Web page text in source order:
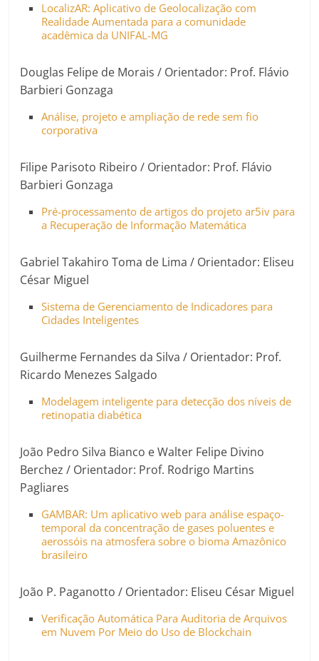
LocalizAR: Aplicativo de Geolocalização com
Realidade Aumentada para a comunidade
acadêmica da UNIFAL-MG
Douglas Felipe de Morais / Orientador: Prof. Flávio
Barbieri Gonzaga
Análise, projeto e ampliação de rede sem fio
corporativa
Filipe Parisoto Ribeiro / Orientador: Prof. Flávio
Barbieri Gonzaga
Pré-processamento de artigos do projeto ar5iv para
a Recuperação de Informação Matemática
Gabriel Takahiro Toma de Lima / Orientador: Eliseu
César Miguel
Sistema de Gerenciamento de Indicadores para
Cidades Inteligentes
Guilherme Fernandes da Silva / Orientador: Prof.
Ricardo Menezes Salgado
Modelagem inteligente para detecção dos níveis de
retinopatia diabética
João Pedro Silva Bianco e Walter Felipe Divino
Berchez / Orientador: Prof. Rodrigo Martins
Pagliares
GAMBAR: Um aplicativo web para análise espaço-
temporal da concentração de gases poluentes e
aerossóis na atmosfera sobre o bioma Amazônico
brasileiro
João P. Paganotto / Orientador: Eliseu César Miguel
Verificação Automática Para Auditoria de Arquivos
em Nuvem Por Meio do Uso de Blockchain